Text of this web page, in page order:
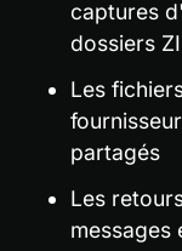
captures
dossiers
Les
partagés
Les
messages